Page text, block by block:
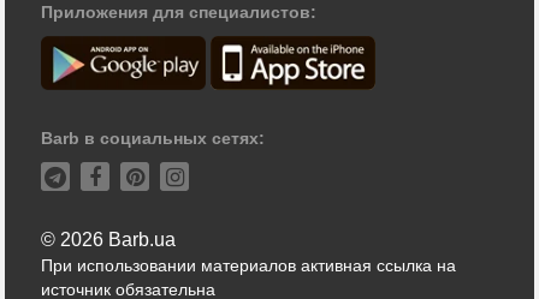
Приложения для специалистов:
Barb в социальных сетях:
© 2026 Barb.ua
При использовании материалов активная ссылка на
источник обязательна